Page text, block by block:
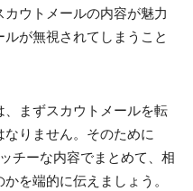
ウトメールの内容が魅力
が無視されてしまうこと
まずスカウトメールを転
りません。そのために
チーな内容でまとめて、相
を端的に伝えましょう。